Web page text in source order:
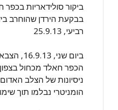
ביקור סולידאריות
בבקעת הירדן שהוחרב
רביעי, 25.9.13
ביום שני,
הכפר חאלד מכחול
ניסיונות של הצלב
הומניטרי נבלמו תוך